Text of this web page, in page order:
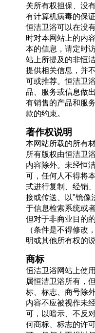
关所有权担保、没
有计算机病毒的保证
恒洁卫浴可以在没
时对本网站上的内
本的信息，请定时
站上所提及的非恒
提供相关信息，并
可或推荐。恒洁卫
品、服务或信息做
有销售的产品和服
款的约束。
著作权说明
本网站所载的所有
所有版权由恒洁卫
内容除外。未经恒
可，任何人不得将
式进行复制、经销
接或传送、以"镜像
于信息检索系统或
但对于非商业目的
（条件是不得修改
明或其他所有权的
商标
恒洁卫浴网站上使
属恒洁卫浴所有，
标、标志、商号除
内容不应被视作未
可，以暗示、不反
何商标、标志的许